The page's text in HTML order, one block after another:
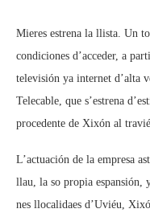
Mieres estrena la llista. Un
condiciones d’acceder, a
televisión ya internet d’alta
Telecable, que s’estrena
procedente de Xixón al
L’actuación de la empresa
llau, la so propia espansión,
nes llocalidaes d’Uviéu,